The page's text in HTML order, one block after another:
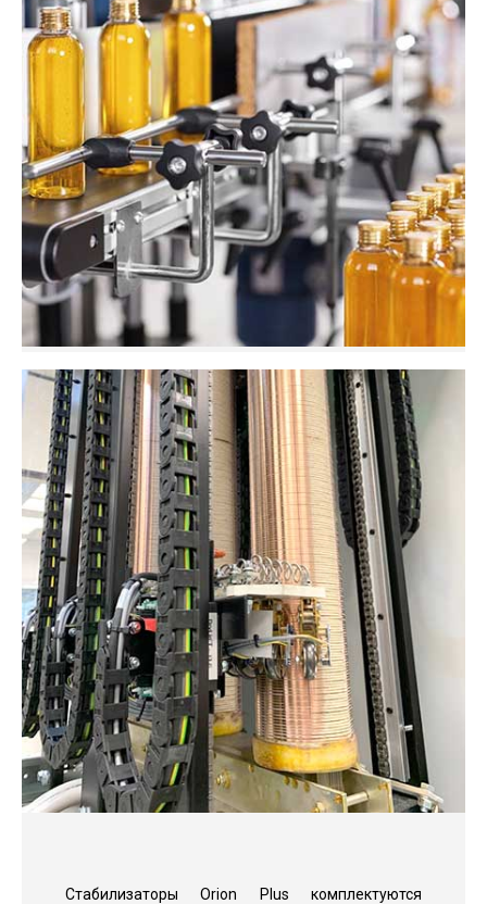
Стабилизаторы Orion Plus комплектуются